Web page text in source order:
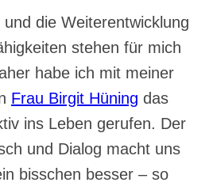
die Weiterentwicklung
stehen für mich
habe ich mit meiner
Frau Birgit Hüning das
ins Leben gerufen. Der
und Dialog macht uns
bisschen besser – so